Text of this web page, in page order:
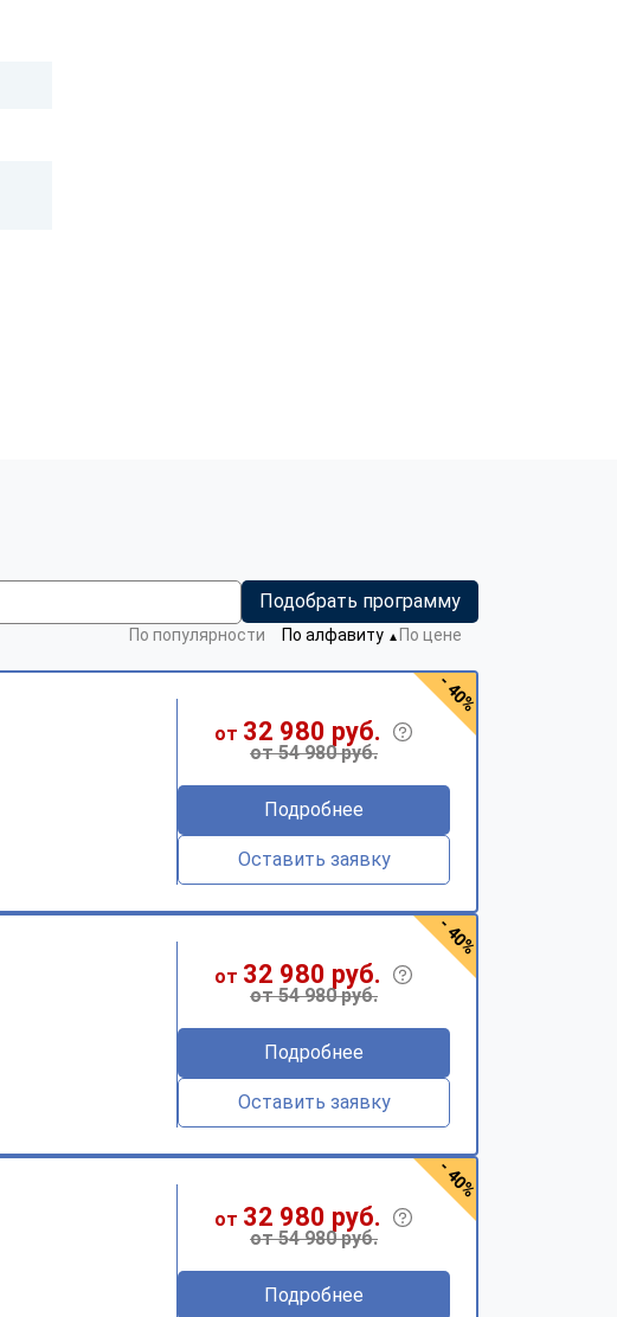
Подобрать программу
По популярности По алфавиту ▼ По цене
от 32 980 руб.
от 54 980 руб.
Подробнее
Оставить заявку
- 40%
от 32 980 руб.
от 54 980 руб.
Подробнее
Оставить заявку
- 40%
от 32 980 руб.
от 54 980 руб.
Подробнее
- 40%